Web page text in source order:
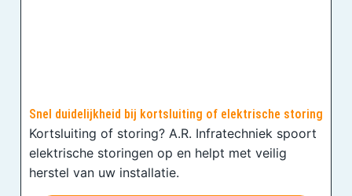
Snel duidelijkheid bij kortsluiting of elektrische storing
Kortsluiting of storing? A.R. Infratechniek spoort
elektrische storingen op en helpt met veilig
herstel van uw installatie.